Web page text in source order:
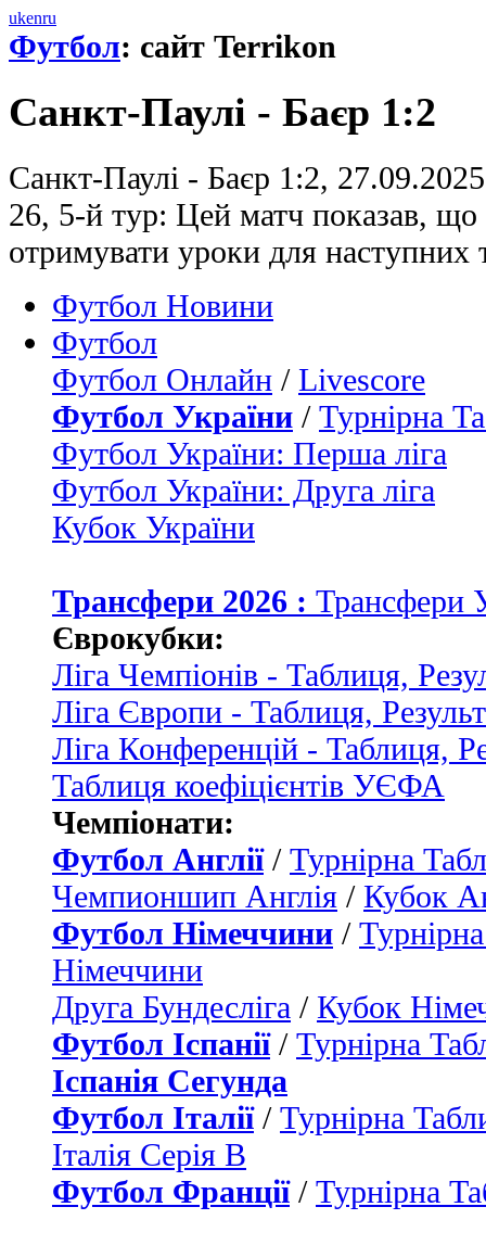
ukenru
Футбол: сайт Terrikon
Санкт-Паулі - Баєр 1:2
Санкт-Паулі - Баєр 1:2,
26, 5-й тур: Цей матч показав, що
отримувати уроки для наступних
Футбол Новини
Футбол
Футбол Онлайн / Livescore
Футбол України / Турнірна
Футбол України: Перша ліга
Футбол України: Друга ліга
Кубок України
Трансфери 2026 : Трансфери
Єврокубки:
Ліга Чемпіонів - Таблиця,
Ліга Європи - Таблиця,
Ліга Конференцій - Таблиця,
Таблиця коефіцієнтів УЄФА
Чемпіонати:
Футбол Англії/ Турнірна
Чемпионшип Англія / Кубок
Футбол Німеччини /
Німеччини
Друга Бундесліга / Кубок
Футбол Іспанії/ Турнірна
Іспанія Сегунда
Футбол Італії/ Турнірна
Італія Серія B
Футбол Франції/ Турнірна